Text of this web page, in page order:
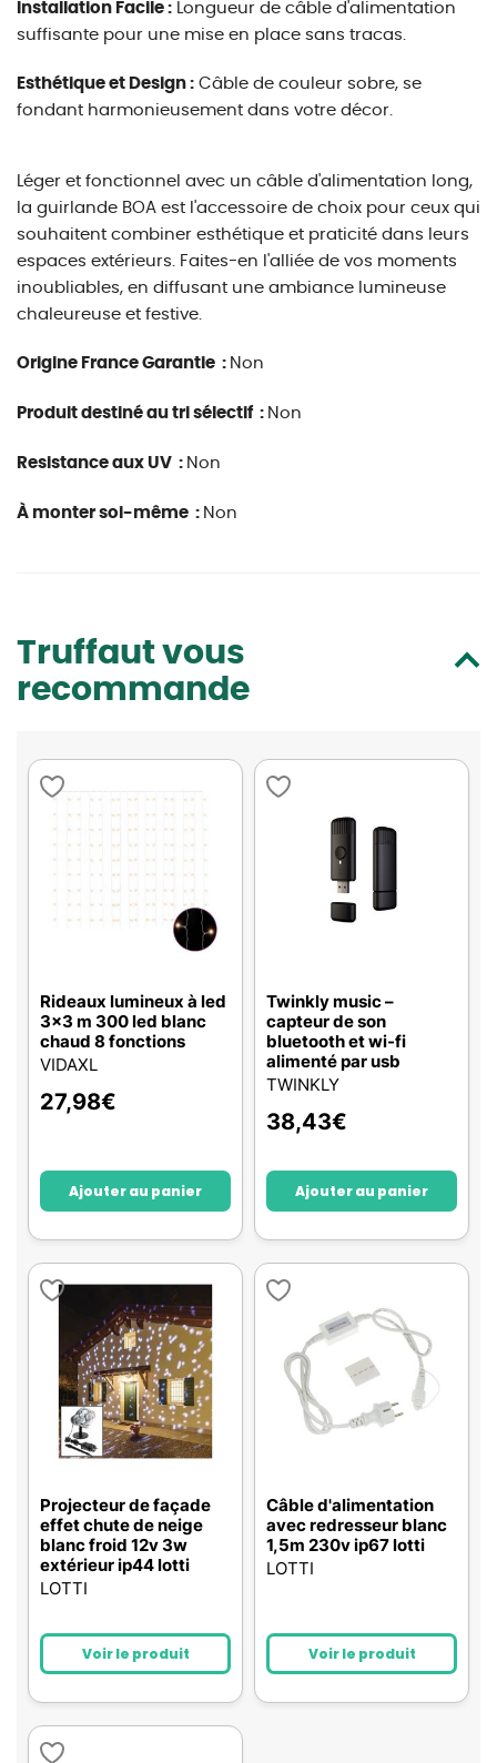
Installation Facile : Longueur de câble d'alimentation
suffisante pour une mise en place sans tracas.
Esthétique et Design : Câble de couleur sobre, se
fondant harmonieusement dans votre décor.
Léger et fonctionnel avec un câble d'alimentation long,
la guirlande BOA est l'accessoire de choix pour ceux qui
souhaitent combiner esthétique et praticité dans leurs
espaces extérieurs. Faites-en l'alliée de vos moments
inoubliables, en diffusant une ambiance lumineuse
chaleureuse et festive.
Origine France Garantie : Non
Produit destiné au tri sélectif : Non
Resistance aux UV : Non
À monter soi-même : Non
Truffaut vous
recommande
Rideaux lumineux à led
3x3 m 300 led blanc
chaud 8 fonctions
VIDAXL
27,98€
Ajouter au panier
Twinkly music –
capteur de son
bluetooth et wi-fi
alimenté par usb
TWINKLY
38,43€
Ajouter au panier
Projecteur de façade
effet chute de neige
blanc froid 12v 3w
extérieur ip44 lotti
LOTTI
Voir le produit
Câble d'alimentation
avec redresseur blanc
1,5m 230v ip67 lotti
LOTTI
Voir le produit